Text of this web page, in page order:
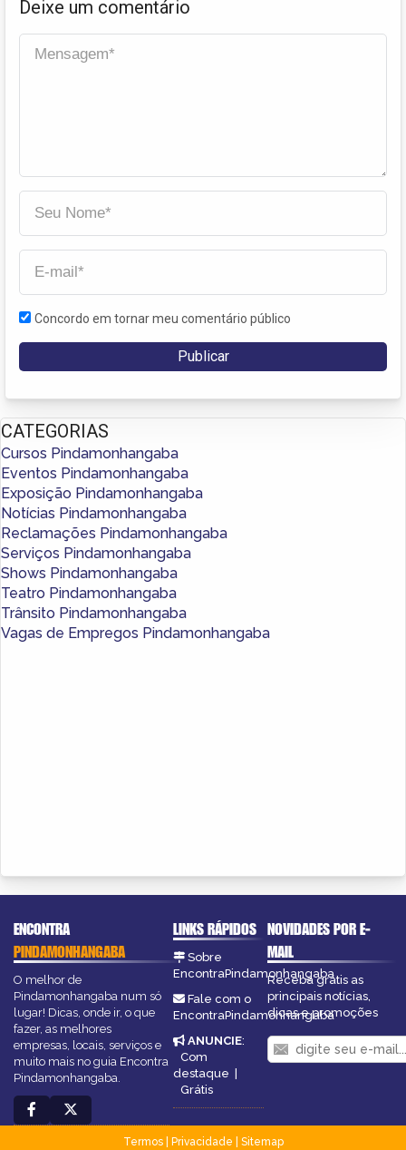
Deixe um comentário
Concordo em tornar meu comentário público
CATEGORIAS
Cursos Pindamonhangaba
Eventos Pindamonhangaba
Exposição Pindamonhangaba
Notícias Pindamonhangaba
Reclamações Pindamonhangaba
Serviços Pindamonhangaba
Shows Pindamonhangaba
Teatro Pindamonhangaba
Trânsito Pindamonhangaba
Vagas de Empregos Pindamonhangaba
ENCONTRA
PINDAMONHANGABA
O melhor de
Pindamonhangaba num só
lugar! Dicas, onde ir, o que
fazer, as melhores
empresas, locais, serviços e
muito mais no guia Encontra
Pindamonhangaba.
LINKS RÁPIDOS
Sobre
EncontraPindamonhangaba
Fale com o
EncontraPindamonhangaba
ANUNCIE:
Com
destaque
Grátis
NOVIDADES POR E-
MAIL
Receba grátis as
principais notícias,
dicas e promoções
Termos| Privacidade Sitemap